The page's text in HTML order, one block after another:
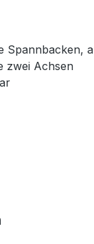
Spannbacken,
zwei Achsen